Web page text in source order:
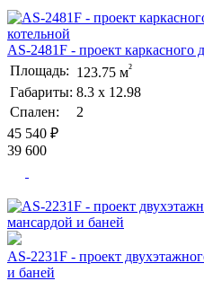
AS-2481F - проект каркасного
Площадь: 123.75 м²
Габариты: 8.3 х 12.98
Спален:
2
45 540 ₽
39 600
AS-2231F - проект
и баней